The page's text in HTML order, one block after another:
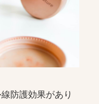
防護効果があり